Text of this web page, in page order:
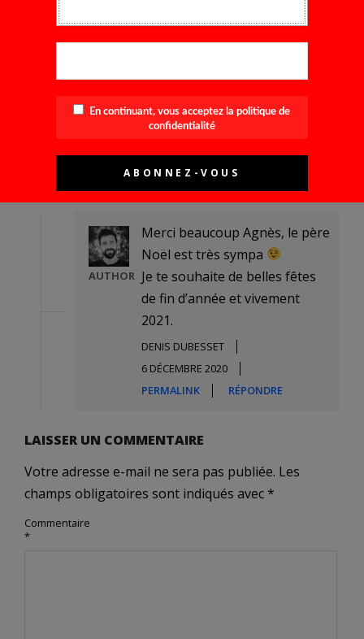
PERMALINK
RÉPONDRE
je viens de le dévorer et le père noël va
m’offrir style en photographie,
impatiente….
AGNÈS RICHARD
5 DÉCEMBRE 2020
PERMALINK
RÉPONDRE
AUTHOR
Merci beaucoup Agnès, le père
Noël est très sympa
Je te souhaite de belles fêtes
de fin d’année et vivement
2021.
DENIS DUBESSET
6 DÉCEMBRE 2020
PERMALINK
RÉPONDRE
LAISSER UN COMMENTAIRE
Votre adresse e-mail ne sera pas publiée. Les
champs obligatoires sont indiqués avec *
Commentaire
*
En continuant, vous acceptez la politique de
confidentialité